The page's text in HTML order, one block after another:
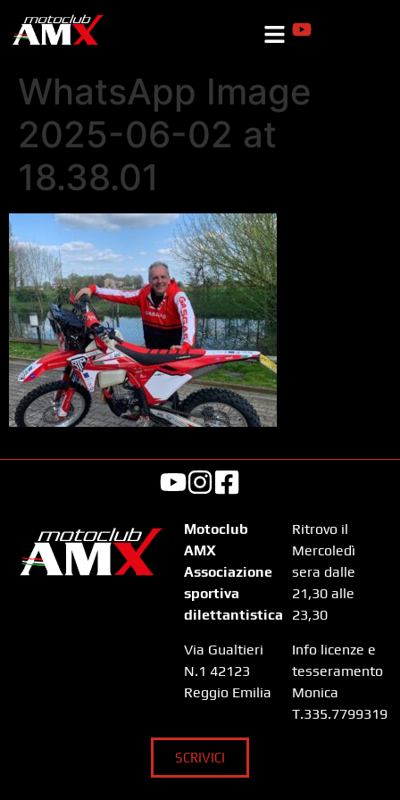
WhatsApp Image
2025-06-02 at
18.38.01
Motoclub
AMX
Associazione
sportiva
dilettantistica
Via Gualtieri
N.1 42123
Reggio Emilia
Ritrovo il
Mercoledì
sera dalle
21,30 alle
23,30
Info licenze e
tesseramento
Monica
T.335.7799319
SCRIVICI